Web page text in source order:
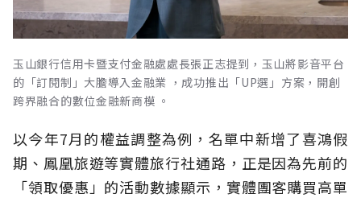
玉山銀行信用卡暨支付金融處處長張正志提到，玉山將影音平台
的「訂閱制」大膽導入金融業 ，成功推出「UP選」方案，開創
跨界融合的數位金融新商模 。
以今年7月的權益調整為例，名單中新增了喜鴻假
期、鳳凰旅遊等實體旅行社通路，正是因為先前的
「領取優惠」的活動數據顯示，實體團客購買高單